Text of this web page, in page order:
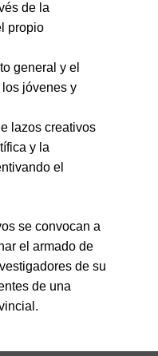
de la
propio
general y el
jóvenes y
lazos creativos
y la
el
se convocan a
el armado de
de su
de una